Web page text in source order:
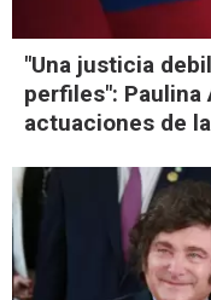
"Una justicia
perfiles":
actuaciones de